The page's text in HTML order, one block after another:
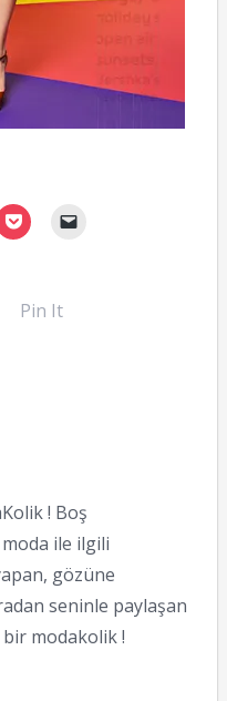
Pin It
! Boş
ile ilgili
gözüne
seninle paylaşan
modakolik !